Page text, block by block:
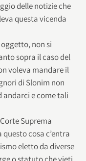
delle notizie che
questa vicenda
non si
sopra il caso del
voleva mandare il
di Slonim non
andarci e come tali
Suprema
cosa c’entra
eletto da diverse
o statuto che vieti